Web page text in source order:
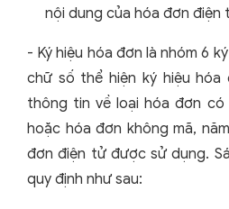
nội dung của hóa đơn điện
- Ký hiệu hóa đơn là nhóm 6
chữ số thể hiện ký hiệu
thông tin về loại hóa đơn
hoặc hóa đơn không mã,
đơn điện tử được sử dụng.
quy định như sau: